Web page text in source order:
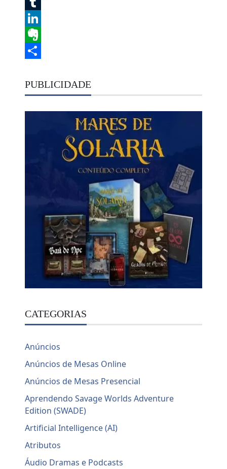
Tumblr
LinkedIn
Evernote
PUBLICIDADE
CATEGORIAS
Anúncios
Anúncios de Mesas Online
Anúncios de Mesas Presencial
Aprendendo Savage Worlds Adventure
Edition (SWADE)
Artificial Intelligence (AI)
Atributos
Áudio Dramas e Podcasts